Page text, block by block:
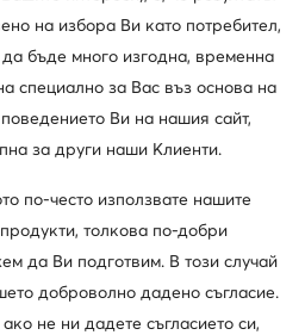
на избора Ви като потребител,
да бъде много изгодна, временна
специално за Вас въз основа на
Ви на нашия сайт,
за други наши Клиенти.
по-често използвате нашите
толкова по-добри
да Ви подготвим. В този случай
доброволно дадено съгласие.
не ни дадете съгласието си,